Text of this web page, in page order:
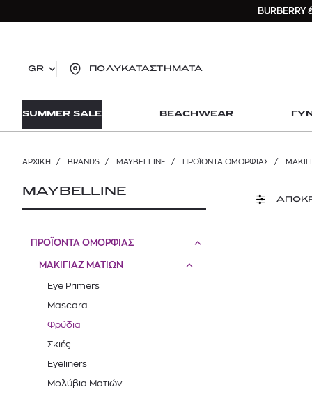
GR ΠΟΛΥΚΑΤΑΣΤΗΜΑΤΑ
SUMMER SALE BEACHWEAR
ΑΡΧΙΚΉ / BRANDS / MAYBELLINE / ΠΡΟΪΟΝΤΑ ΟΜΟΡΦΙΑΣ /
MAYBELLINE
ΠΡΟΪΟΝΤΑ ΟΜΟΡΦΙΑΣ
ΜΑΚΙΓΙΑΖ ΜΑΤΙΩΝ
Eye Primers
Mascara
Φρύδια
Σκιές
Eyeliners
Μολύβια Ματιών